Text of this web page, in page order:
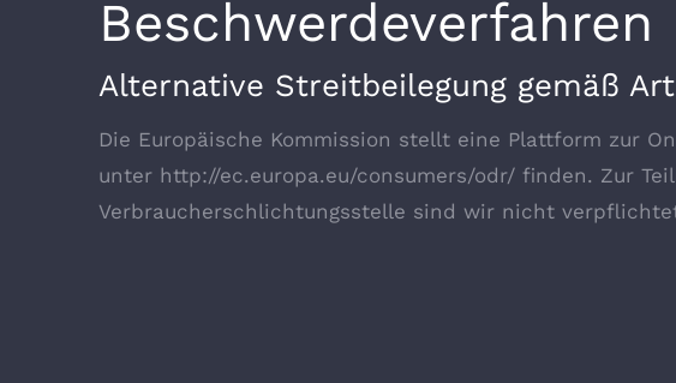
Beschwerdeverfahren
Alternative Streitbeilegung gemäß
Die Europäische Kommission stellt eine Plattform zur
unter http://ec.europa.eu/consumers/odr/ finden. Zur
Verbraucherschlichtungsstelle sind wir nicht